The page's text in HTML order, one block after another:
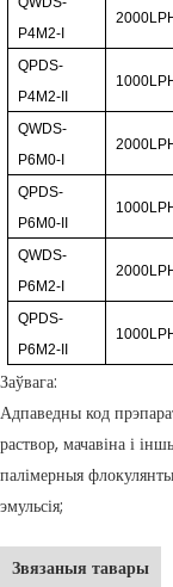
P4M2-I
QPDS-
P4M2-II
QWDS-
P6M0-I
QPDS-
P6M0-II
QWDS-
P6M2-I
QPDS-
P6M2-II
Заўвага:
Адпаведны код
раствор, мачавіна і
палімерныя
эмульсія;
Звязаныя тавары